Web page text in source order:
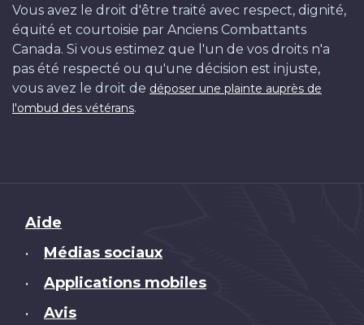
Vous avez le droit d'être traité avec respect, dignité,
équité et courtoisie par Anciens Combattants
Canada. Si vous estimez que l'un de vos droits n'a
pas été respecté ou qu'une décision est injuste,
vous avez le droit de déposer une plainte auprès de
l'ombud des vétérans.
Brand
Aide
• Médias sociaux
• Applications mobiles
• Avis